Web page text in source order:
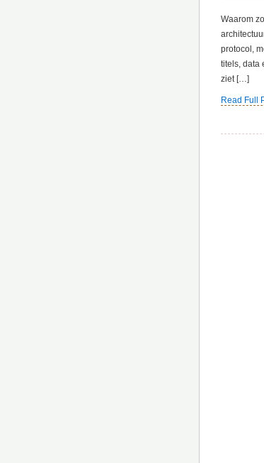
Waarom
protocol,
titels, data
ziet […]
Read Full